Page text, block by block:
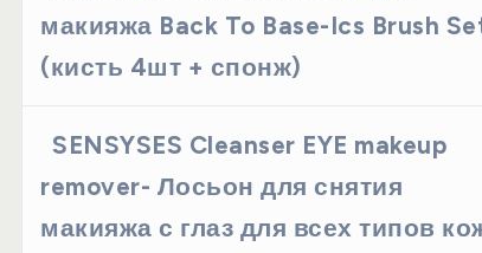
макияжа Back To Base-Ics Brush
(кисть 4шт + спонж)
SENSYSES Cleanser EYE makeup
remover- Лосьон для снятия
макияжа с глаз для всех типов